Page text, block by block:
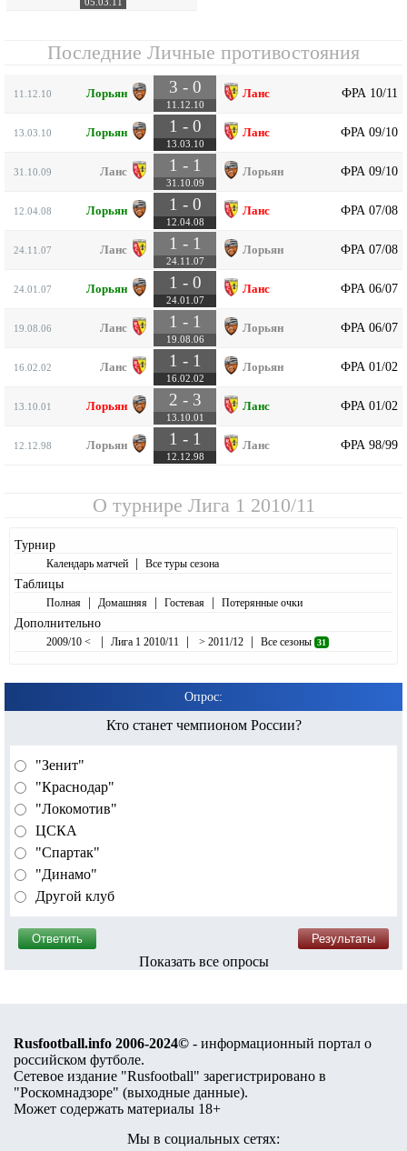
Последние Личные противостояния
11.12.10 Лорьян 3 - 0
11.12.10
Ланс ФРА 10/11
13.03.10 Лорьян 1 - 0
13.03.10
Ланс ФРА 09/10
31.10.09 Ланс 1 - 1
31.10.09
Лорьян ФРА 09/10
12.04.08 Лорьян 1 - 0
12.04.08
Ланс ФРА 07/08
24.11.07 Ланс 1 - 1
24.11.07
Лорьян ФРА 07/08
24.01.07 Лорьян 1 - 0
24.01.07
Ланс ФРА 06/07
19.08.06 Ланс 1 - 1
19.08.06
Лорьян ФРА 06/07
16.02.02 Ланс 1 - 1
16.02.02
Лорьян ФРА 01/02
13.10.01 Лорьян 2 - 3
13.10.01
Ланс ФРА 01/02
12.12.98 Лорьян 1 - 1
12.12.98
Ланс ФРА 98/99
О турнире Лига 1 2010/11
Турнир
Календарь матчей | Все туры сезона
Таблицы
Полная | Домашняя | Гостевая | Потерянные очки
Дополнительно
2009/10 < | Лига 1 2010/11 | > 2011/12 | Все сезоны 31
Опрос:
Кто станет чемпионом России?
"Зенит"
"Краснодар"
"Локомотив"
ЦСКА
"Спартак"
"Динамо"
Другой клуб
Показать все опросы
Rusfootball.info 2006-2024© - информационный портал о
российском футболе.
Сетевое издание "Rusfootball" зарегистрировано в
"Роскомнадзоре" (выходные данные).
Может содержать материалы 18+
Мы в социальных сетях: